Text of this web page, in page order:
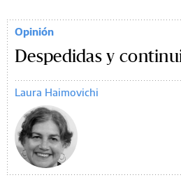
Opinión
Despedidas y
Laura Haimovichi